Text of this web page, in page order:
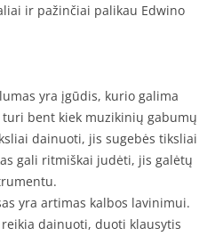
ir pažinčiai palikau Edwino
yra įgūdis, kurio galima
turi bent kiek muzikinių gabumų
dainuoti, jis sugebės tiksliai
gali ritmiškai judėti, jis galėtų
yra artimas kalbos lavinimui.
dainuoti, duoti klausytis